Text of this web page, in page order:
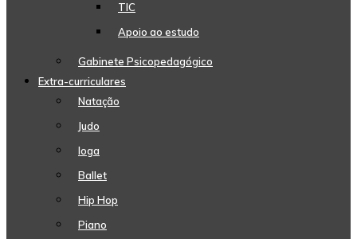
TIC
Apoio ao estudo
Gabinete Psicopedagógico
Extra-curriculares
Natação
Judo
Ioga
Ballet
Hip Hop
Piano